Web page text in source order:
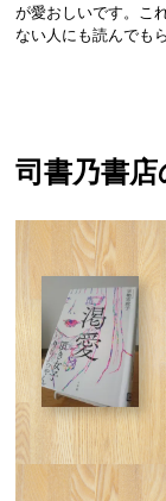
が愛おしいです。こ
ない人にも読んでも
司書乃書店